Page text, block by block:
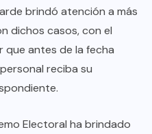
brindó atención a más
dichos casos, con el
que antes de la fecha
reciba su
Electoral ha brindado